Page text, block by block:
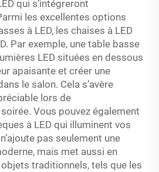
qui s’intégreront
les excellentes options
à LED, les chaises à LED
Par exemple, une table basse
LED situées en dessous
apaisante et créer une
le salon. Cela s’avère
lors de
Vous pouvez également
à LED qui illuminent vos
pas seulement une
mais met aussi en
traditionnels, tels que les